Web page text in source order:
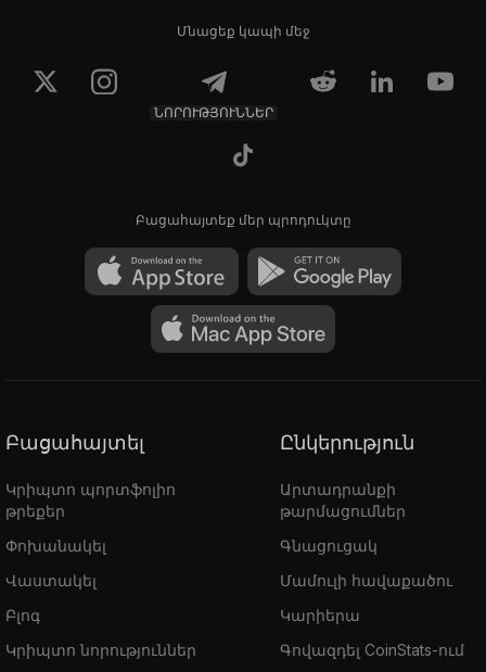
Մնացեք կապի մեջ
ՆՈՐՈՒԹՅՈՒՆՆԵՐ
Բացահայտեք մեր պրոդուկտը
Բացահայտել
Կրիպտո պորտֆոլիո
թրեքեր
Փոխանակել
Վաստակել
Բլոգ
Կրիպտո նորություններ
Ընկերություն
Արտադրանքի
թարմացումներ
Գնացուցակ
Մամուլի հավաքածու
Կարիերա
Գովազդել CoinStats-ում